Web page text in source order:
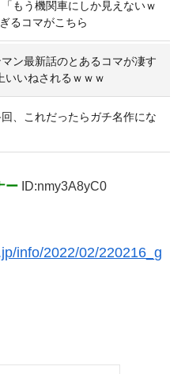
「もう機関車にしか見えないｗ
るコマがこちら
マン最新話のとあるコマが凄す
いいねされるｗｗｗ
回、これだったらガチ名作にな
ー ID:nmy3A8yC0
info/2022/02/220216_g